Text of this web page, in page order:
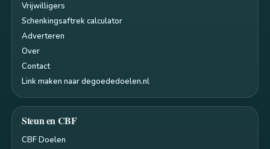
Vrijwilligers
Schenkingsaftrek calculator
Adverteren
Over
Contact
Link maken naar degoededoelen.nl
Steun en CBF
CBF Doelen